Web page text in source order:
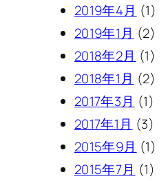
2019年4月 (1)
2019年1月 (2)
2018年2月 (1)
2018年1月 (2)
2017年3月 (1)
2017年1月 (3)
2015年9月 (1)
2015年7月 (1)